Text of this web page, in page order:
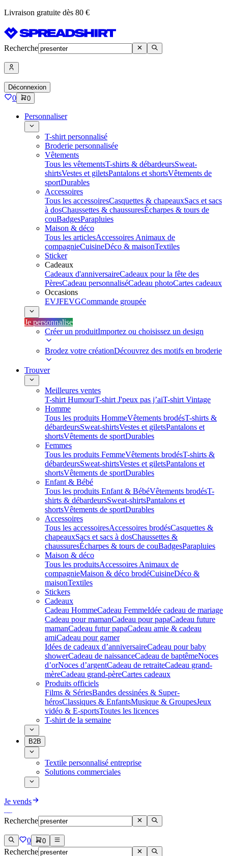
Livraison gratuite dès 80 €
Recherche
Déconnexion
0 0
Personnaliser
T-shirt personnalisé
Broderie personnalisée
Vêtements
Tous les vêtementsT-shirts & débardeursSweat-
shirtsVestes et giletsPantalons et shortsVêtements de
sportDurables
Accessoires
Tous les accessoiresCasquettes & chapeauxSacs et sacs
à dosChaussettes & chaussuresÉcharpes & tours de
couBadgesParapluies
Maison & déco
Tous les articlesAccessoires Animaux de
compagnieCuisineDéco & maisonTextiles
Sticker
Cadeaux
Cadeaux d'anniversaireCadeaux pour la fête des
PèresCadeau personnaliséCadeau photoCartes cadeaux
Occasions
EVJFEVGCommande groupée
Je personnalise
Créer un produitImportez ou choisissez un design
Brodez votre créationDécouvrez des motifs en broderie
Trouver
Meilleures ventes
T-shirt HumourT-shirt J'peux pas j’aiT-shirt Vintage
Homme
Tous les produits HommeVêtements brodésT-shirts &
débardeursSweat-shirtsVestes et giletsPantalons et
shortsVêtements de sportDurables
Femmes
Tous les produits FemmeVêtements brodésT-shirts &
débardeursSweat-shirtsVestes et giletsPantalons et
shortsVêtements de sportDurables
Enfant & Bébé
Tous les produits Enfant & BébéVêtements brodésT-
shirts & débardeursSweat-shirtsPantalons et
shortsVêtements de sportDurables
Accessoires
Tous les accessoiresAccessoires brodésCasquettes &
chapeauxSacs et sacs à dosChaussettes &
chaussuresÉcharpes & tours de couBadgesParapluies
Maison & déco
Tous les produitsAccessoires Animaux de
compagnieMaison & déco brodéCuisineDéco &
maisonTextiles
Stickers
Cadeaux
Cadeau HommeCadeau FemmeIdée cadeau de mariage​
Cadeau pour mamanCadeau pour papaCadeau future
mamanCadeau futur papaCadeau amie & cadeau
amiCadeau pour gamer
Idées de cadeaux d’anniversaireCadeau pour baby
showerCadeau de naissanceCadeau de baptêmeNoces
d’orNoces d’argentCadeau de retraiteCadeau grand-
mèreCadeau grand-pèreCartes cadeaux
Produits officiels
Films & SériesBandes dessinées & Super-
hérosClassiques & EnfantsMusique & GroupesJeux
vidéo & E-sportsToutes les licences
T-shirt de la semaine
B2B
Textile personnalisé entreprise
Solutions commerciales
Je vends
Recherche
0 0
Recherche